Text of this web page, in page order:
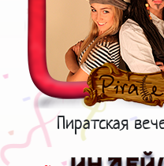
Пиратская